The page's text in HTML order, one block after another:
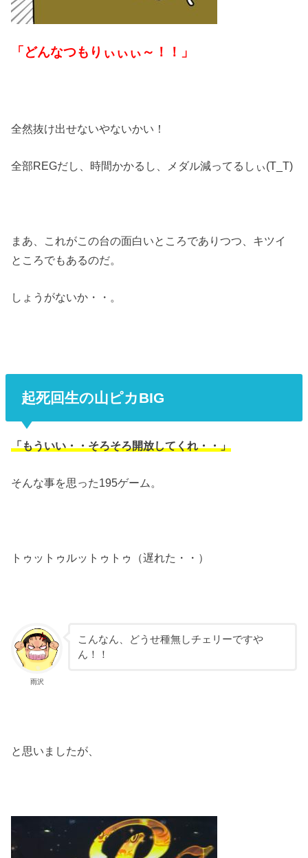
「どんなつもりぃぃぃ～！！」
全然抜け出せないやないかい！
全部REGだし、時間かかるし、メダル減ってるしぃ(T_T)
まあ、これがこの台の面白いところでありつつ、キツイ
ところでもあるのだ。
しょうがないか・・。
起死回生の山ピカBIG
「もういい・・そろそろ開放してくれ・・」
そんな事を思った195ゲーム。
トゥットゥルットゥトゥ（遅れた・・）
雨沢
こんなん、どうせ種無しチェリーですや
ん！！
と思いましたが、